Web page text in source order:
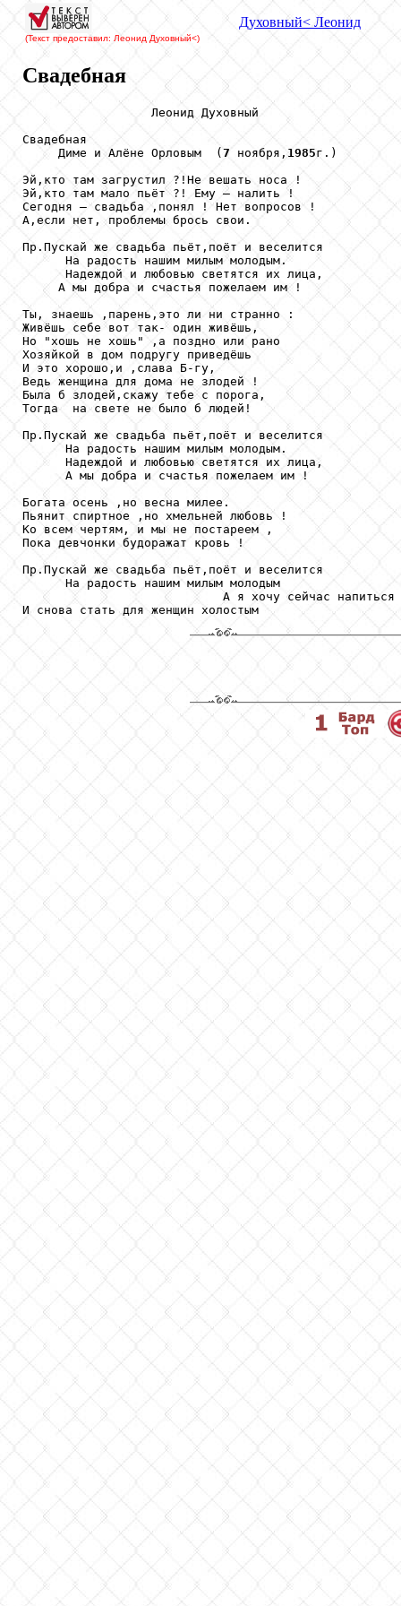
(Текст предоставил: Леонид Духовный<)
Духовный< Леонид
Свадебная
                  Леонид Духовный
Свадебная
     Диме и Алёне Орловым  (
7 ноября, 1985г.)
Эй,кто там загрустил ?!Не вешать носа !
Эй,кто там мало пьёт ?! Ему – налить !
Сегодня – свадьба ,понял ! Нет вопросов !
А,если нет, проблемы брось свои.
Пр.Пускай же свадьба пьёт,поёт и веселится
      На радость нашим милым молодым.
      Надеждой и любовью светятся их лица,
     А мы добра и счастья пожелаем им !
Ты, знаешь ,парень,это ли ни странно :
Живёшь себе вот так- один живёшь,
Но "хошь не хошь" ,а поздно или рано
Хозяйкой в дом подругу приведёшь
И это хорошо,и ,слава Б-гу,
Ведь женщина для дома не злодей !
Была б злодей,скажу тебе с порога,
Тогда  на свете не было б людей!
Пр.Пускай же свадьба пьёт,поёт и веселится
      На радость нашим милым молодым.
      Надеждой и любовью светятся их лица,
      А мы добра и счастья пожелаем им !
Богата осень ,но весна милее.
Пьянит спиртное ,но хмельней любовь !
Ко всем чертям, и мы не постареем ,
Пока девчонки будоражат кровь !
Пр.Пускай же свадьба пьёт,поёт и веселится
      На радость нашим милым молодым
А я хочу сейчас напиться